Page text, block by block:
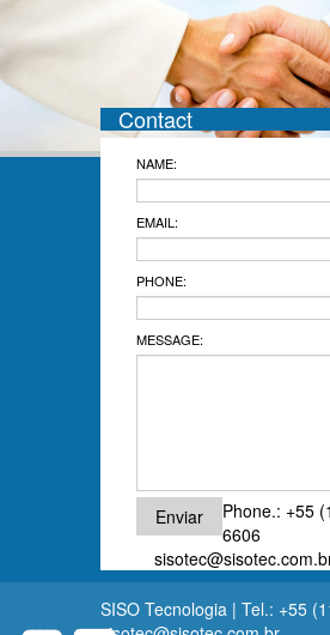
Contact
NAME:
EMAIL:
PHONE:
MESSAGE:
Enviar
Phone.: +55
6606
SISO Tecnologia | Tel.: +55